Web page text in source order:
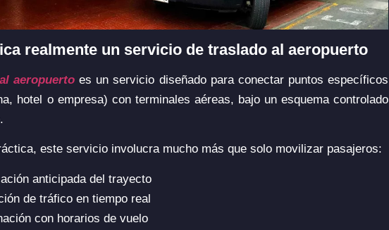
realmente un servicio de traslado al aeropuerto
aeropuertoes un servicio diseñado para conectar puntos específicos
hotel o empresa) con terminales aéreas, bajo un esquema controlado
este servicio involucra mucho más que solo movilizar pasajeros:
anticipada del trayecto
de tráfico en tiempo real
con horarios de vuelo